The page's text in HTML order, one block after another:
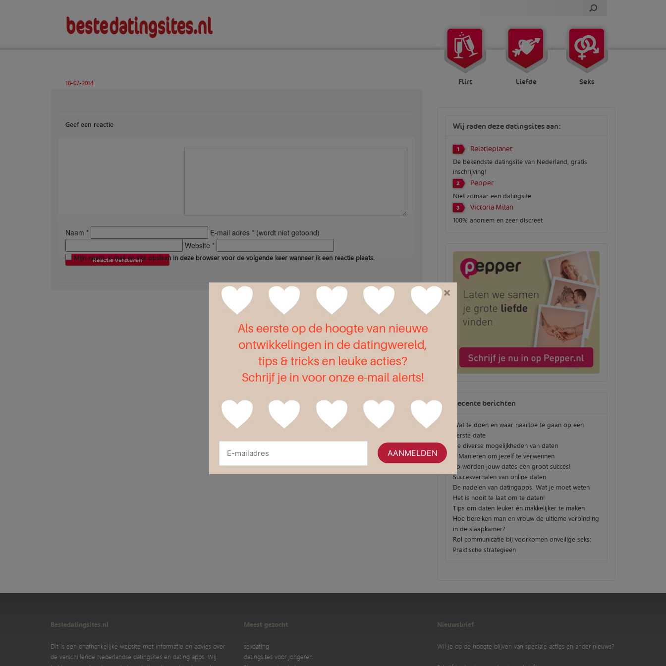
Flirt Liefde Seks
18-07-2014
Geef een reactie
Naam *
E-mail adres * (wordt niet getoond)
Website *
Mijn naam, e-mail en site opslaan in deze browser voor de volgende keer wanneer ik een reactie plaats.
Wij raden deze datingsites aan:
1 Relatieplanet
De bekendste datingsite van Nederland, gratis
inschrijving!
2 Pepper
Niet zomaar een datingsite
3 Victoria Milan
100% anoniem en zeer discreet
Recente berichten
Wat te doen en waar naartoe te gaan op een
eerste date
De diverse mogelijkheden van daten
3 Manieren om jezelf te verwennen
Zo worden jouw dates een groot succes!
Succesverhalen van online daten
De nadelen van datingapps. Wat je moet weten
Het is nooit te laat om te daten!
Tips om daten leuker én makkelijker te maken
Hoe bereiken man en vrouw de ultieme verbinding
in de slaapkamer?
Rol communicatie bij voorkomen onveilige seks:
Praktische strategieën
Bestedatingsites.nl
Dit is een onafhankelijke website met informatie en advies over
de verschillende Nederlandse datingsites en dating apps. Wij
Meest gezocht
sexdating
datingsites voor jongeren
Nieuwsbrief
Wil je op de hoogte blijven van speciale acties en ander nieuws?
×